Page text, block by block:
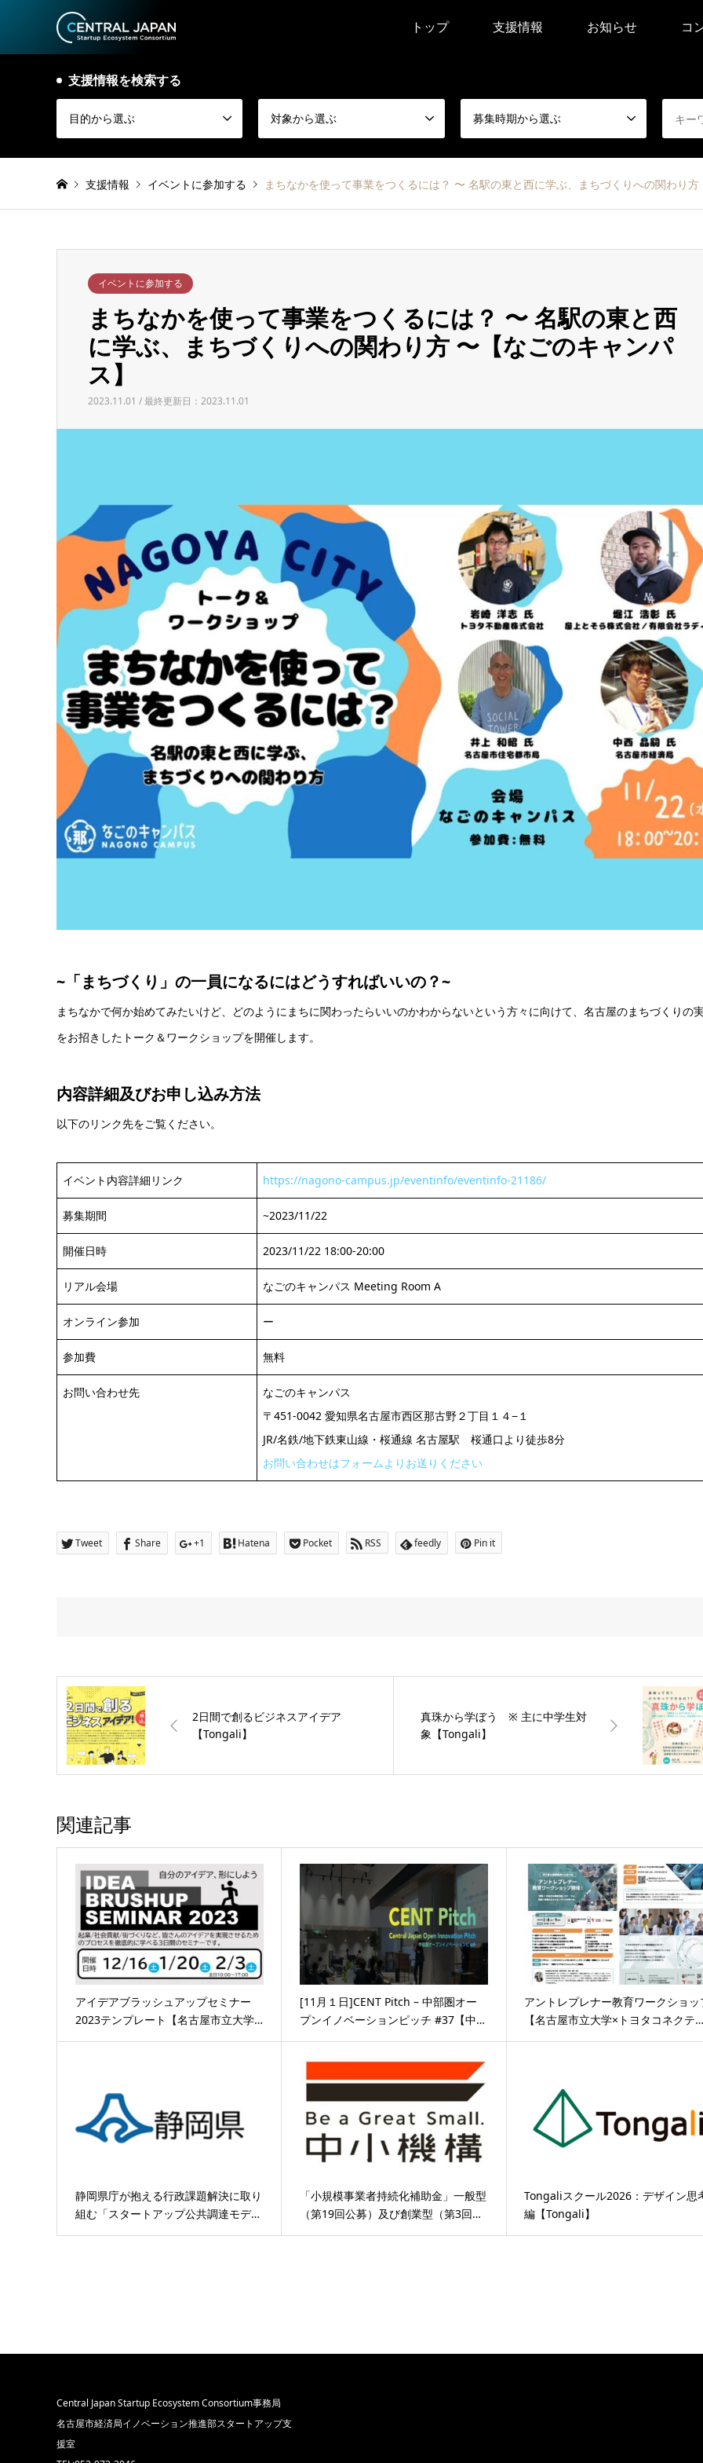
トップ 支援情報 お知らせ コ
支援情報を検索する
目的から選ぶ 対象から選ぶ 募集時期から選ぶ
支援情報 イベントに参加する まちなかを使って事業をつくるには？ 〜 名駅の東と西に学ぶ、まちづくりへの関わり
イベントに参加する
まちなかを使って事業をつくるには？ 〜 名駅の東と西
に学ぶ、まちづくりへの関わり方 〜【なごのキャンパ
ス】
2023.11.01 / 最終更新日：2023.11.01
~ 「まちづくり」の一員になるにはどうすればいいの？~
まちなかで何か始めてみたいけど、どのようにまちに関わったらいいのかわからないという方々に向けて、名古屋のまちづくりの
をお招きしたトーク＆ワークショップを開催します。
内容詳細及びお申し込み方法
以下のリンク先をご覧ください。
イベント内容詳細リンク https://nagono-campus.jp/eventinfo/eventinfo-21186/
募集期間 ~2023/11/22
開催日時 2023/11/22 18:00-20:00
リアル会場 なごのキャンパス Meeting Room A
オンライン参加 ー
参加費 無料
お問い合わせ先
なごのキャンパス
〒451-0042 愛知県名古屋市西区那古野２丁目１４−１
JR/名鉄/地下鉄東山線・桜通線 名古屋駅 桜通口より徒歩8分
お問い合わせはフォームよりお送りください
Tweet Share +1 Hatena Pocket RSS feedly Pin it
2日間で創るビジネスアイデア
【Tongali】
真珠から学ぼう ※ 主に中学生対
象【Tongali】
関連記事
アイデアブラッシュアップセミナー
2023テンプレート【名古屋市立大学…
[11月１日]CENT Pitch – 中部圏オー
プンイノベーションピッチ #37【中…
アントレプレナー教育ワークショッ
【名古屋市立大学×トヨタコネクテ
静岡県庁が抱える行政課題解決に取り
組む「スタートアップ公共調達モデ…
「小規模事業者持続化補助金」一般型
（第19回公募）及び創業型（第3回…
Tongaliスクール2026：デザイン思
編【Tongali】
Central Japan Startup Ecosystem Consortium事務局
名古屋市経済局イノベーション推進部スタートアップ支
援室